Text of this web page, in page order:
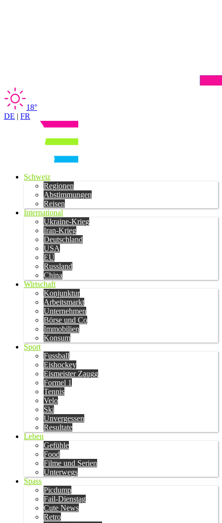
18°
DE | FR
Schweiz
Regionen
Abstimmungen
Reisen
International
Ukraine-Krieg
Iran-Krieg
Deutschland
USA
EU
Russland
China
Wirtschaft
Konjunktur
Arbeitsmarkt
Unternehmen
Börse und Co
Immobilien
Konsum
Sport
Fussball
Eishockey
Eismeister Zaugg
Formel 1
Tennis
Velo
Ski
Unvergessen
Resultate
Leben
Gefühle
Food
Filme und Serien
Unterwegs
Spass
Picdump
Fail-Dienstag
Cute News
Retro